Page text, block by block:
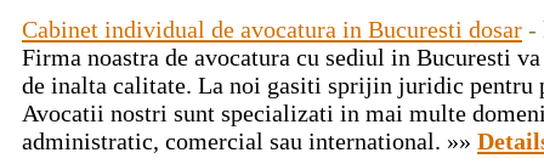
Cabinet individual de avocatura in Bucuresti dosar -
Firma noastra de avocatura cu sediul in Bucuresti
de inalta calitate. La noi gasiti sprijin juridic pentru
Avocatii nostri sunt specializati in mai multe
administratic, comercial sau international. »»